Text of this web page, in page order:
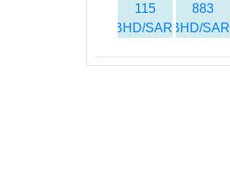
883
BHD/SAR
115
BHD/SAR